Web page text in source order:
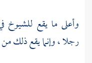
وأعلى ما يقع للشيوخ
رجلا ، وإنما يقع ذلك من